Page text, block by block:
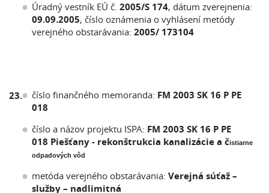
Úradný vestník EÚ č. 2005/S 174, dátum zverejnenia:
09.09.2005, číslo oznámenia o vyhlásení metódy
verejného obstarávania: 2005/ 173104
23. číslo finančného memoranda: FM 2003 SK 16 P PE
018
číslo a názov projektu ISPA: FM 2003 SK 16 P PE
018 Piešťany - rekonštrukcia kanalizácie a čistiarne
odpadových vôd
metóda verejného obstarávania: Verejná súťaž –
služby – nadlimitná